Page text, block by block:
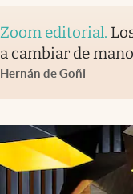
Zoom editorial.
a cambiar de mano
Hernán de Goñi